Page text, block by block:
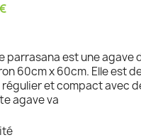
parrasana est une
60cm x 60cm. Elle est
et compact avec
agave va